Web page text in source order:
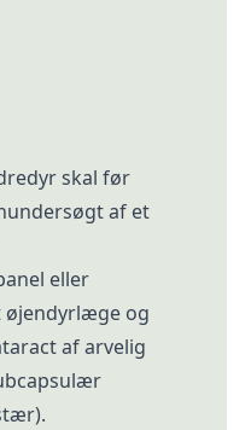
skal før
af et
eller
øjendyrlæge og
af arvelig